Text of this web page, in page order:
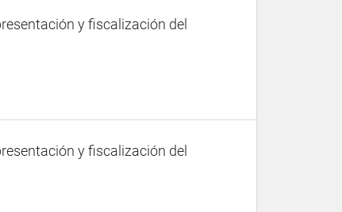
y fiscalización del
y fiscalización del